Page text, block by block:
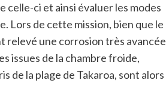
celle-ci et ainsi évaluer les modes
Lors de cette mission, bien que le
relevé une corrosion très avancée
issues de la chambre froide,
de la plage de Takaroa, sont alors